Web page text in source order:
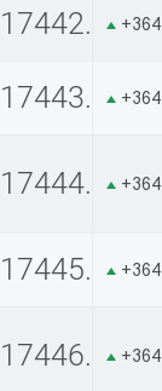
პაროლის
კოდი
17442. +364
17443. +364
17444. +364
17445. +364
17446. +364